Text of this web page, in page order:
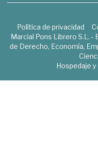
Política de privacidad
Marcial Pons Librero S.L.
de Derecho, Economía,
Hospedaje